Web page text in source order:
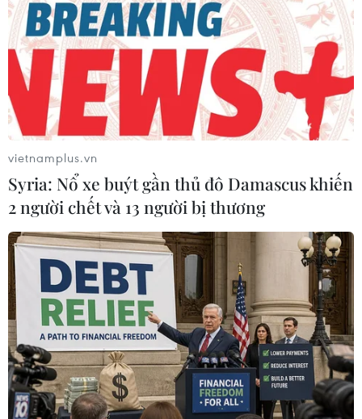
vietnamplus.vn
Syria: Nổ xe buýt gần thủ đô Damascus khiến
2 người chết và 13 người bị thương